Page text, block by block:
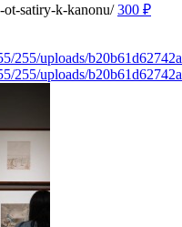
ot-satiry-k-kanonu/ 300 ₽
255/uploads/
255/uploads/